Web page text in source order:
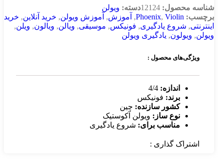
شناسه محصول: 12124دسته: ویولن
برچسب:
Phoenix, Violin
, آموزش, آموزش ویولن, خرید آنلاین, خرید
اینترنتی, شروع یادگیری, فونیکس, موسیقی, ویالن, ویالون, ویلن,
ویولن, ویولون, یادگیری ویولن
ویژگی‌های محصول :
اندازه:‌
برند: فونیکس
کشور سازنده: چین
نوع ساز: ویولن آکوستیک
مناسب برای: شروع یادگیری
اشتراک گذاری :